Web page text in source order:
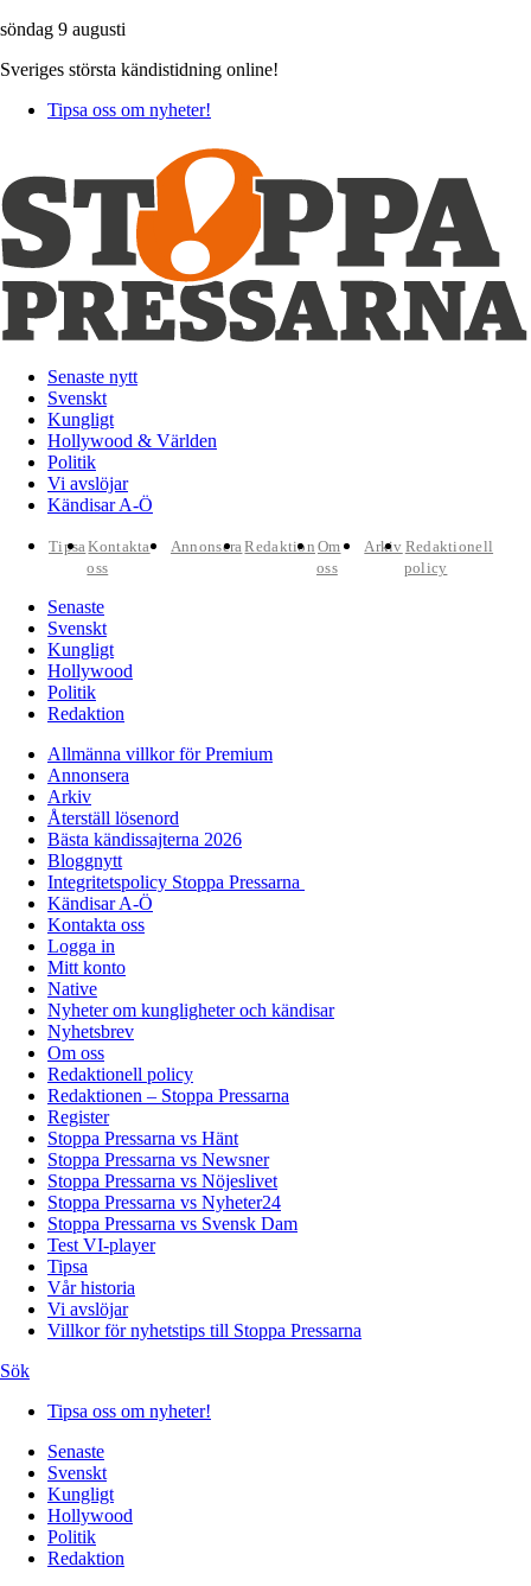
söndag 9 augusti
Sveriges största kändistidning online!
Tipsa oss om nyheter!
Senaste nytt
Svenskt
Kungligt
Hollywood & Världen
Politik
Vi avslöjar
Kändisar A-Ö
TipsaKontakta
oss
AnnonseraRedaktion Om
oss
Arkiv Redaktionell
policy
Senaste
Svenskt
Kungligt
Hollywood
Politik
Redaktion
Allmänna villkor för Premium
Annonsera
Arkiv
Återställ lösenord
Bästa kändissajterna 2026
Bloggnytt
Integritetspolicy Stoppa Pressarna
Kändisar A-Ö
Kontakta oss
Logga in
Mitt konto
Native
Nyheter om kungligheter och kändisar
Nyhetsbrev
Om oss
Redaktionell policy
Redaktionen – Stoppa Pressarna
Register
Stoppa Pressarna vs Hänt
Stoppa Pressarna vs Newsner
Stoppa Pressarna vs Nöjeslivet
Stoppa Pressarna vs Nyheter24
Stoppa Pressarna vs Svensk Dam
Test VI-player
Tipsa
Vår historia
Vi avslöjar
Villkor för nyhetstips till Stoppa Pressarna
Sök
Tipsa oss om nyheter!
Senaste
Svenskt
Kungligt
Hollywood
Politik
Redaktion